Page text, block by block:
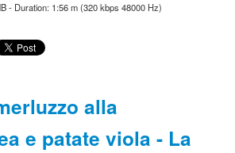
- Duration: 1:56 m (320 kbps 48000 Hz)
alla
e patate viola - La